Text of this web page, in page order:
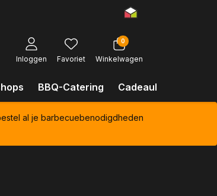
Inloggen Favoriet
0
Winkelwagen
BBQ-Catering Cadeaubonnen
al je barbecuebenodigdheden